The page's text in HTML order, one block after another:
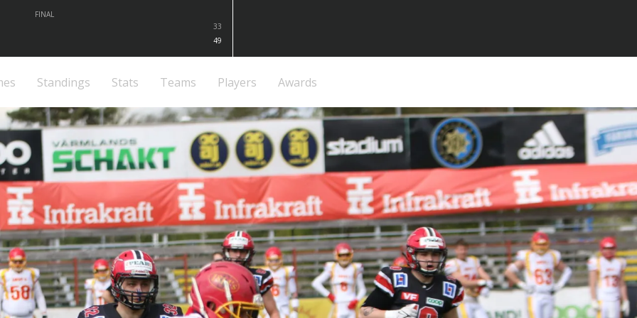
FINAL
33
49
Standings Stats Teams Players Awards